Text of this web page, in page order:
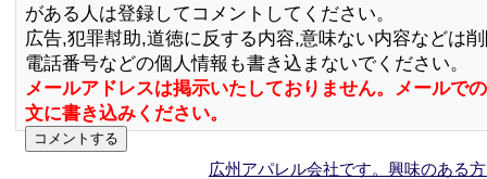
がある人は登録してコメントしてください。
広告,犯罪幇助,道徳に反する内容,意味ない内容などは
電話番号などの個人情報も書き込まないでください。
メールアドレスは掲示いたしておりません。メールで
文に書き込みください。
広州アパレル会社です。興味のある